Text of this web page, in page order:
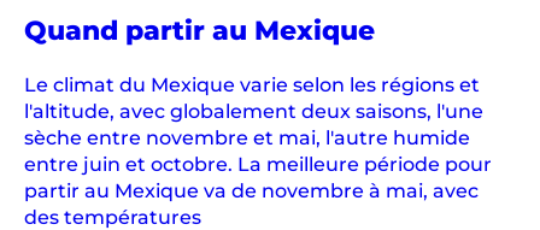
Quand partir au Mexique
Le climat du Mexique varie selon les régions et
l'altitude, avec globalement deux saisons, l'une
sèche entre novembre et mai, l'autre humide
entre juin et octobre. La meilleure période pour
partir au Mexique va de novembre à mai, avec
des températures